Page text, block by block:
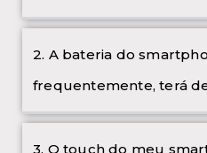
2. A bateria do
frequentemente, terá
3. O touch do meu